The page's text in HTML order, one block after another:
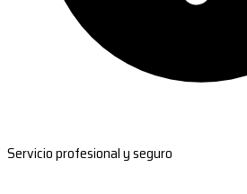
Servicio profesional y seguro